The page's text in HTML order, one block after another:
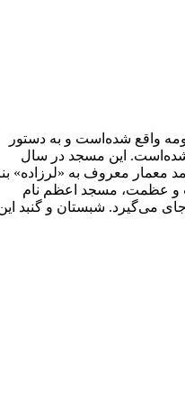
واقع شده‌است و به دستور
این مسجد در سال
معمار معروف به «لرزاده»
عظمت، مسجد اعظم نام
می‌گیرد. شبستان و گنبد